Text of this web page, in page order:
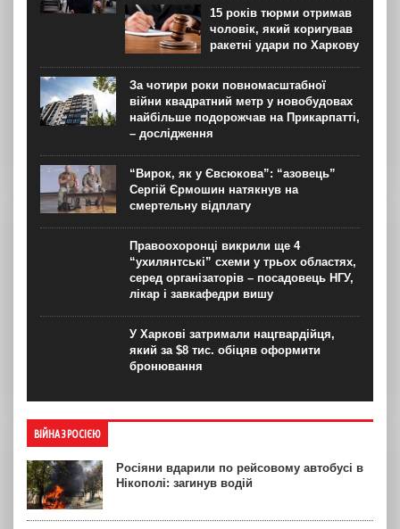
15 років тюрми отримав
чоловік, який коригував
ракетні удари по Харкову
За чотири роки повномасштабної
війни квадратний метр у новобудовах
найбільше подорожчав на Прикарпатті,
– дослідження
“Вирок, як у Євсюкова”: “азовець”
Сергій Єрмошин натякнув на
смертельну відплату
Правоохоронці викрили ще 4
“ухилянтські” схеми у трьох областях,
серед організаторів – посадовець НГУ,
лікар і завкафедри вишу
У Харкові затримали нацгвардійця,
який за $8 тис. обіцяв оформити
бронювання
ВІЙНА З РОСІЄЮ
Росіяни вдарили по рейсовому автобусі в
Нікополі: загинув водій